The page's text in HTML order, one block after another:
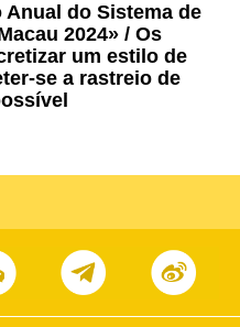
do Sistema de
2024» / Os
um estilo de
se a rastreio de